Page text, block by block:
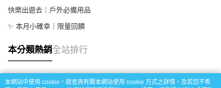
快樂出遊去｜戶外必備用品
✨ 本月小確幸｜限量回饋
本分類熱銷全站排行
本網站中使用 cookie，欲查詢有關本網站使用 cookie 方式之詳情，及若您不希